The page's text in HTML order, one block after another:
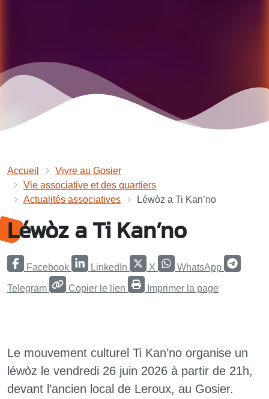
Accueil
Vivre au Gosier
Vie associative et des quartiers
Actualités associatives
Léwòz a Ti Kan’no
Léwòz a Ti Kan’no
Facebook LinkedIn X WhatsApp
Telegram Copier le lien Imprimer la page
Le mouvement culturel Ti Kan’no organise un
léwòz le vendredi 26 juin 2026 à partir de 21h,
devant l’ancien local de Leroux, au Gosier.